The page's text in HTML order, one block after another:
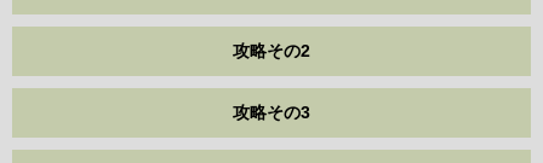
攻略その2
攻略その3